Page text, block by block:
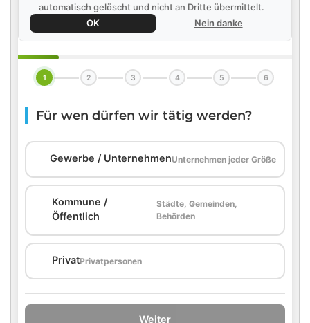
automatisch gelöscht und nicht an Dritte übermittelt.
OK
Nein danke
1 2 3 4 5 6
Für wen dürfen wir tätig werden?
Gewerbe / UnternehmenUnternehmen jeder Größe
Kommune /
Öffentlich
Städte, Gemeinden,
Behörden
PrivatPrivatpersonen
Weiter